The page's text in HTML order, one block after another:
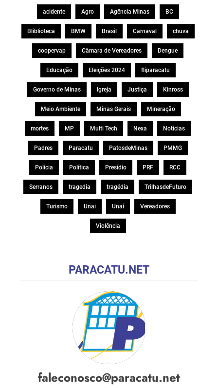
acidente Agro Agência Minas BC
Bliblioteca BMW Brasil Carnaval chuva
coopervap Câmara de Vereadores Dengue
Educação Eleições 2024 fliparacatu
Governo de Minas Igreja Justiça Kinross
Meio Ambiente Minas Gerais Mineração
mortes MP Multi Tech Nexa Notícias
Padres Paracatu PatosdeMinas PMMG
Polícia Política Presídio PRF RCC
Serranos tragedia tragédia TrilhasdeFuturo
Turismo Unai Unaí Vereadores
Violência
PARACATU.NET
faleconosco@paracatu.net